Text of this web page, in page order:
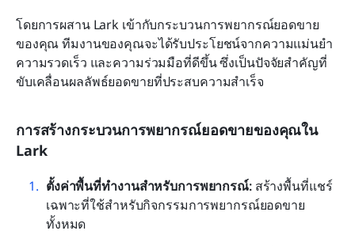
โดยการผสาน Lark เข้ากับกระบวนการพยากรณ์ยอดขาย
ของคุณ ทีมงานของคุณจะได้รับประโยชน์จากความแม่นยำ
ความรวดเร็ว และความร่วมมือที่ดีขึ้น ซึ่งเป็นปัจจัยสำคัญที่
ขับเคลื่อนผลลัพธ์ยอดขายที่ประสบความสำเร็จ
การสร้างกระบวนการพยากรณ์ยอดขายของคุณใน
Lark
ตั้งค่าพื้นที่ทำงานสำหรับการพยากรณ์: สร้างพื้นที่แชร์
เฉพาะที่ใช้สำหรับกิจกรรมการพยากรณ์ยอดขาย
ทั้งหมด